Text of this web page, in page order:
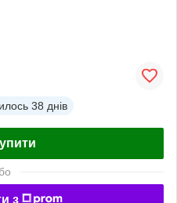
38 днів
з